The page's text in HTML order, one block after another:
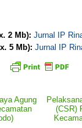
2 Mb): Jurnal IP
5 Mb): Jurnal IP
Agung
(CSR)